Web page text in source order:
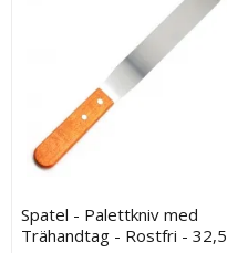
Spatel - Palettkniv med
Trähandtag - Rostfri - 32,5